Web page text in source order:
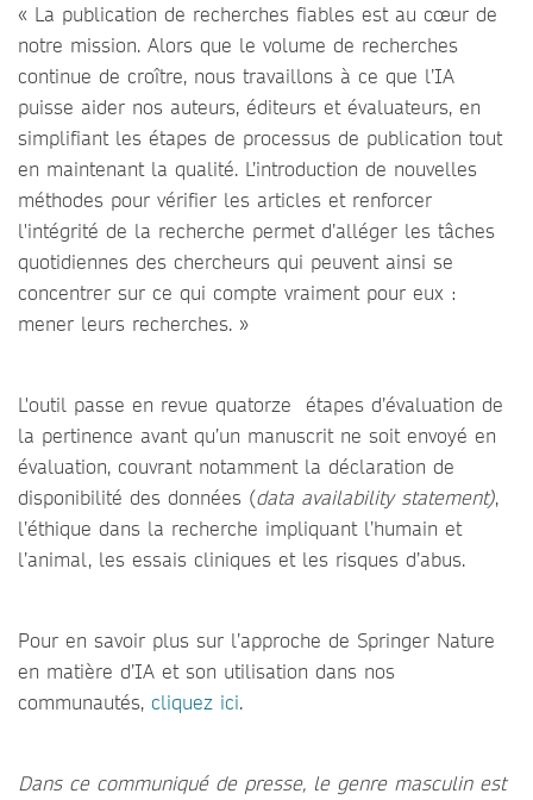
« La publication de recherches fiables est au cœur de
notre mission. Alors que le volume de recherches
continue de croître, nous travaillons à ce que l’IA
puisse aider nos auteurs, éditeurs et évaluateurs, en
simplifiant les étapes de processus de publication tout
en maintenant la qualité. L’introduction de nouvelles
méthodes pour vérifier les articles et renforcer
l'intégrité de la recherche permet d’alléger les tâches
quotidiennes des chercheurs qui peuvent ainsi se
concentrer sur ce qui compte vraiment pour eux :
mener leurs recherches. »
L'outil passe en revue quatorze étapes d’évaluation de
la pertinence avant qu’un manuscrit ne soit envoyé en
évaluation, couvrant notamment la déclaration de
disponibilité des données (data availability statement),
l’éthique dans la recherche impliquant l’humain et
l’animal, les essais cliniques et les risques d’abus.
Pour en savoir plus sur l’approche de Springer Nature
en matière d’IA et son utilisation dans nos
communautés, cliquez ici.
Dans ce communiqué de presse, le genre masculin est